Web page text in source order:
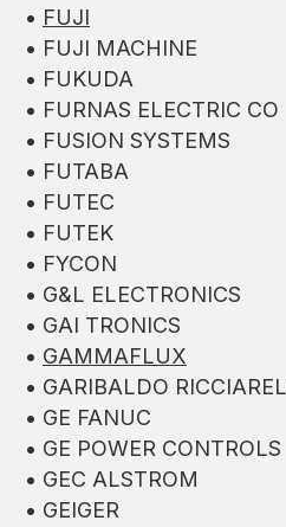
• FUJI
• FUJI MACHINE
• FUKUDA
• FURNAS ELECTRIC CO
• FUSION SYSTEMS
• FUTABA
• FUTEC
• FUTEK
• FYCON
• G&L ELECTRONICS
• GAI TRONICS
• GAMMAFLUX
• GARIBALDO
• GE FANUC
• GE POWER CONTROLS
• GEC ALSTROM
• GEIGER